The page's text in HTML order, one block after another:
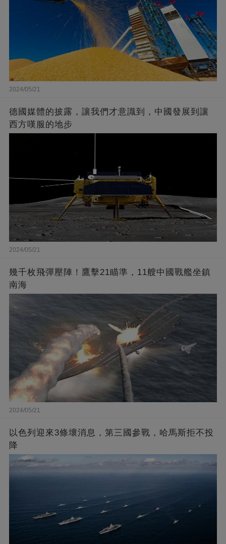
2024/05/21
德國媒體的披露，讓我們才意識到，中國發展到讓
西方嘆服的地步
2024/05/21
幾千枚飛彈壓陣！鷹擊21瞄準，11艘中國戰艦坐鎮
南海
2024/05/21
以色列迎來3條壞消息，第三國參戰，哈馬斯拒不投
降